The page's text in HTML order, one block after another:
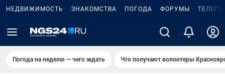
НЕДВИЖИМОСТЬ ЗНАКОМСТВА ПОГОДА ФОРУМЫ
Погода на неделю — чего ждать Что получают волонтеры